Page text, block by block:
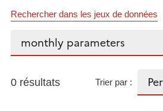
Rechercher dans les jeux de données
Rechercher...
0 résultats Trier par :